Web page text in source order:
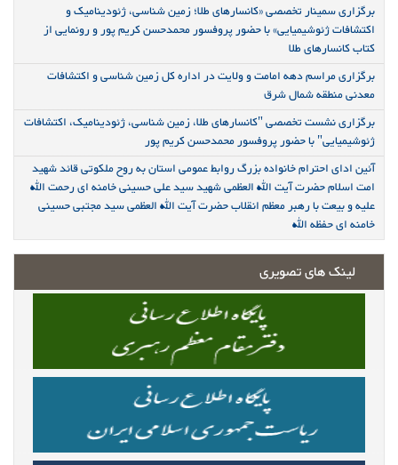
برگزاری سمینار تخصصی «کانسارهای طلا؛ زمین شناسی، ژئودینامیک و
اکتشافات ژئوشیمیایی» با حضور پروفسور محمدحسن کریم پور و رونمایی از
کتاب کانسارهای طلا
برگزاری مراسم دهه امامت و ولایت در اداره کل زمین شناسی و اکتشافات
معدنی منطقه شمال شرق
برگزاری نشست تخصصی "کانسارهای طلا، زمین شناسی، ژئودینامیک، اکتشافات
ژئوشیمیایی" با حضور پروفسور محمدحسن کریم پور
آئین ادای احترام خانواده بزرگ روابط عمومی استان به روح ملکوتی قائد شهید
امت اسلام حضرت آیت الله العظمی شهید سید علی حسینی خامنه ای رحمت الله
علیه و بیعت با رهبر معظم انقلاب حضرت آیت الله العظمی سید مجتبی حسینی
خامنه ای حفظه الله
لینک های تصویری